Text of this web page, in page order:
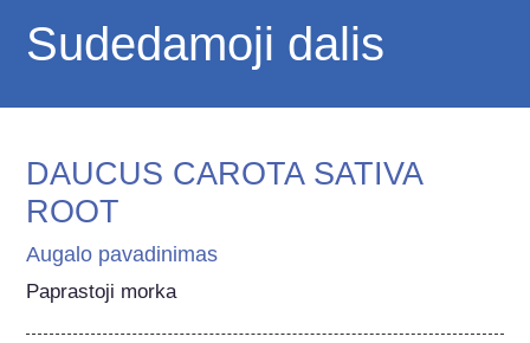
Sudedamoji dalis
DAUCUS CAROTA SATIVA
ROOT
Augalo pavadinimas
Paprastoji morka